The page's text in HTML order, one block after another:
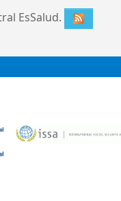
EsSalud.